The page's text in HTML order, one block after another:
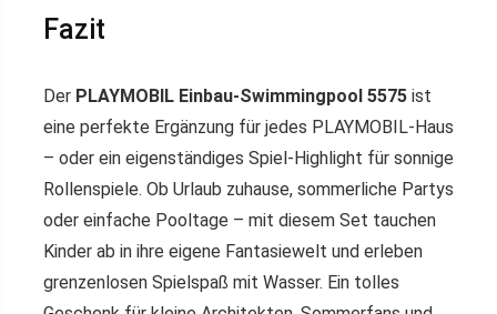
Fazit
Der PLAYMOBIL Einbau-Swimmingpool 5575 ist
eine perfekte Ergänzung für jedes PLAYMOBIL-Haus
– oder ein eigenständiges Spiel-Highlight für sonnige
Rollenspiele. Ob Urlaub zuhause, sommerliche Partys
oder einfache Pooltage – mit diesem Set tauchen
Kinder ab in ihre eigene Fantasiewelt und erleben
grenzenlosen Spielspaß mit Wasser. Ein tolles